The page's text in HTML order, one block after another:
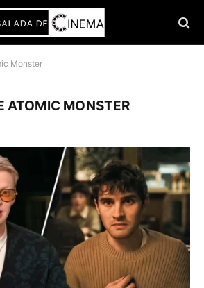
Monster
ATOMIC MONSTER